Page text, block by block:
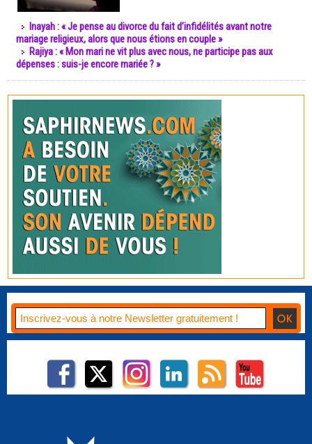
Inayah : « Je pense au divorce du fait d’infidélités avant notre
mariage religieux, alors que nous étions en couple »
Rajiya : « Mon mari ne vit plus avec nous, ne participe pas aux
dépenses : suis-je encore mariée ? »